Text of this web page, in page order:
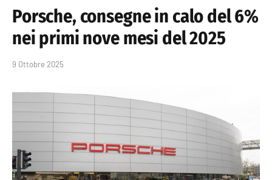
Porsche, consegne in calo del 6%
nei primi nove mesi del 2025
9 Ottobre 2025